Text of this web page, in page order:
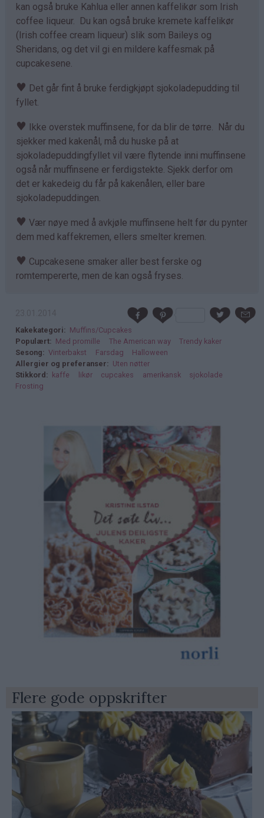
kan også bruke Kahlua eller annen kaffelikør som Irish
coffee liqueur. Du kan også bruke kremete kaffelikør
(Irish coffee cream liqueur) slik som Baileys og
Sheridans, og det vil gi en mildere kaffesmak på
cupcakesene.
♥ Det går fint å bruke ferdigkjøpt sjokoladepudding til
fyllet.
♥ Ikke overstek muffinsene, for da blir de tørre. Når du
sjekker med kakenål, må du huske på at
sjokoladepuddingfyllet vil være flytende inni muffinsene
også når muffinsene er ferdigstekte. Sjekk derfor om
det er kakedeig du får på kakenålen, eller bare
sjokoladepuddingen.
♥ Vær nøye med å avkjøle muffinsene helt før du pynter
dem med kaffekremen, ellers smelter kremen.
♥ Cupcakesene smaker aller best ferske og
romtempererte, men de kan også fryses.
Kakekategori
Muffins/Cupcakes
Populært
Med promille The American way
Trendy kaker
Sesong
Vinterbakst Farsdag
Halloween
Allergier og preferanser
Uten nøtter
Stikkord
kaffe likør cupcakes amerikansk
sjokolade
Frosting